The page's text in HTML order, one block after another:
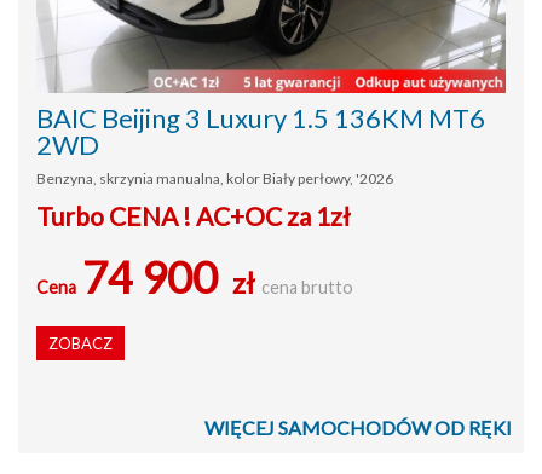
BAIC Beijing 3 Luxury 1.5 136KM MT6
2WD
Benzyna, skrzynia manualna, kolor Biały perłowy, '2026
Turbo CENA ! AC+OC za 1zł
Cena 74 900 zł cena brutto
ZOBACZ
WIĘCEJ SAMOCHODÓW OD RĘKI